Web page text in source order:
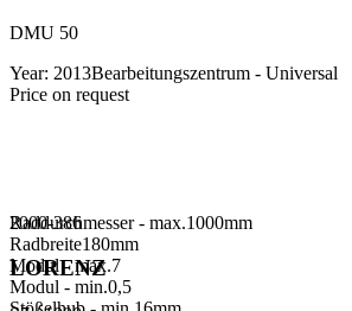
DMU 50
Year: 2013Bearbeitungszentrum - Universal
Price on request
Raddurchmesser - max.1000mm
Radbreite180mm
Modul - max.7
Modul - min.0,5
2000-386
LORENZ